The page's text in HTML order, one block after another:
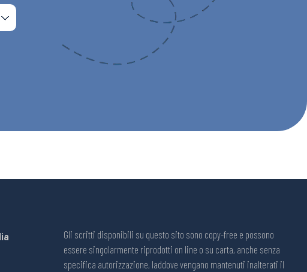
Gli scritti disponibili su questo sito sono copy-free e possono
essere singolarmente riprodotti on line o su carta, anche senza
specifica autorizzazione, laddove vengano mantenuti inalterati il